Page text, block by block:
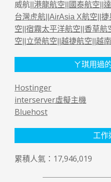
威航|| 港龍航空 國泰航空
台灣虎航 AirAsia X航空 捷
空 宿霧太平洋航空 香草航
空 立榮航空 越捷航空 越
ㄚ琪用過
Hostinger
interserver虛擬主機
Bluehost
工作
累積人氣：17,946,019